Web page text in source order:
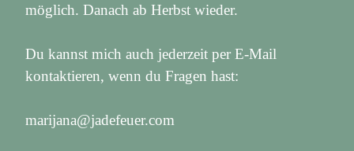
möglich. Danach ab Herbst wieder.
Du kannst mich auch jederzeit per E-Mail
kontaktieren, wenn du Fragen hast:
marijana@jadefeuer.com